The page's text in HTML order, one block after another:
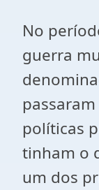
No
guerra
políticas
tinham o
um dos